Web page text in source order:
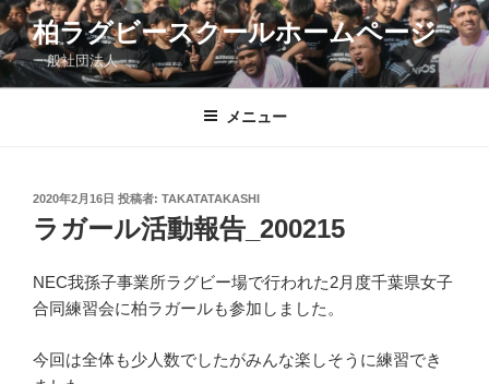
コ
ン
テ
ン
柏ラグビースクールホームページ
一般社団法人
メニュー
投
稿
日:
2020年2月16日 投稿者: TAKATATAKASHI
ラガール活動報告_200215
NEC我孫子事業所ラグビー場で行われた2月度千葉県女子
合同練習会に柏ラガールも参加しました。
今回は全体も少人数でしたがみんな楽しそうに練習でき